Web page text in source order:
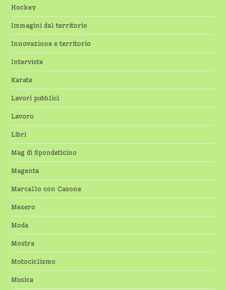
Hockey
Immagini dal territorio
Innovazione e territorio
Interviste
Karate
Lavori pubblici
Lavoro
Libri
Mag di Spondeticino
Magenta
Marcallo con Casone
Mesero
Moda
Mostra
Motociclismo
Musica